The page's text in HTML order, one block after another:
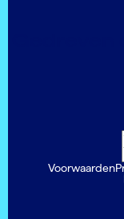
Voorwaarden